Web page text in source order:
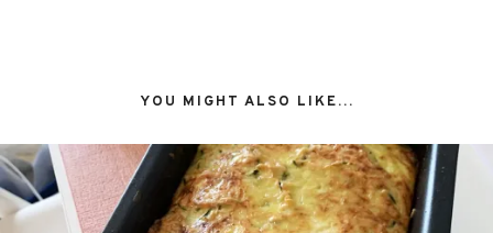
YOU MIGHT ALSO LIKE...